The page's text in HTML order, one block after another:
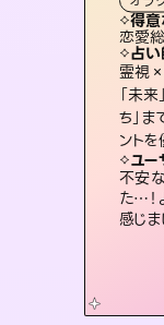
得意
恋愛
占
霊視×
「未
ち」
ントを
ユー
不安
た…！
感じ